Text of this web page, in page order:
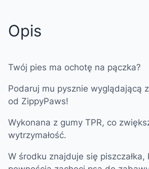
Opis
Twój pies ma ochotę na pączka?
Podaruj mu pysznie wyglądającą
od ZippyPaws!
Wykonana z gumy TPR, co
wytrzymałość.
W środku znajduje się piszczałka,